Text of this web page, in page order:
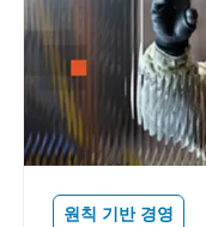
원칙 기반 경영